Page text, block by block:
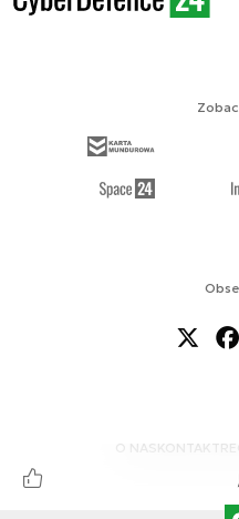
O NAS KONTAKT